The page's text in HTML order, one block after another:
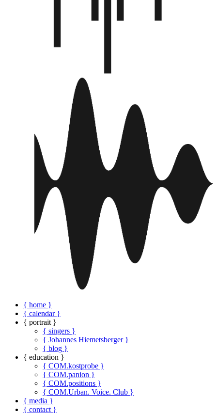
{ home }
{ calendar }
{ portrait }
{ singers }
{ Johannes Hiemetsberger }
{ blog }
{ education }
{ COM.kostprobe }
{ COM.panion }
{ COM.positions }
{ COM.Urban. Voice. Club }
{ media }
{ contact }